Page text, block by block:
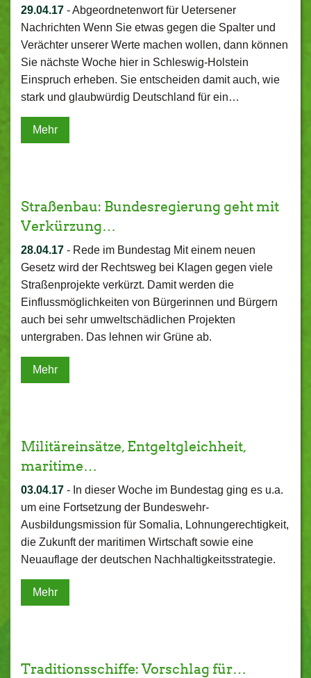
29.04.17 -Abgeordnetenwort für Uetersener
Nachrichten Wenn Sie etwas gegen die Spalter und
Verächter unserer Werte machen wollen, dann können
Sie nächste Woche hier in Schleswig-Holstein
Einspruch erheben. Sie entscheiden damit auch, wie
stark und glaubwürdig Deutschland für ein…
Mehr
Straßenbau: Bundesregierung geht mit
Verkürzung…
28.04.17 - Rede im Bundestag Mit einem neuen
Gesetz wird der Rechtsweg bei Klagen gegen viele
Straßenprojekte verkürzt. Damit werden die
Einflussmöglichkeiten von Bürgerinnen und Bürgern
auch bei sehr umweltschädlichen Projekten
untergraben. Das lehnen wir Grüne ab.
Mehr
Militäreinsätze, Entgeltgleichheit,
maritime…
03.04.17 - In dieser Woche im Bundestag ging es u.a.
um eine Fortsetzung der Bundeswehr-
Ausbildungsmission für Somalia, Lohnungerechtigkeit,
die Zukunft der maritimen Wirtschaft sowie eine
Neuauflage der deutschen Nachhaltigkeitsstrategie.
Mehr
Traditionsschiffe: Vorschlag für…